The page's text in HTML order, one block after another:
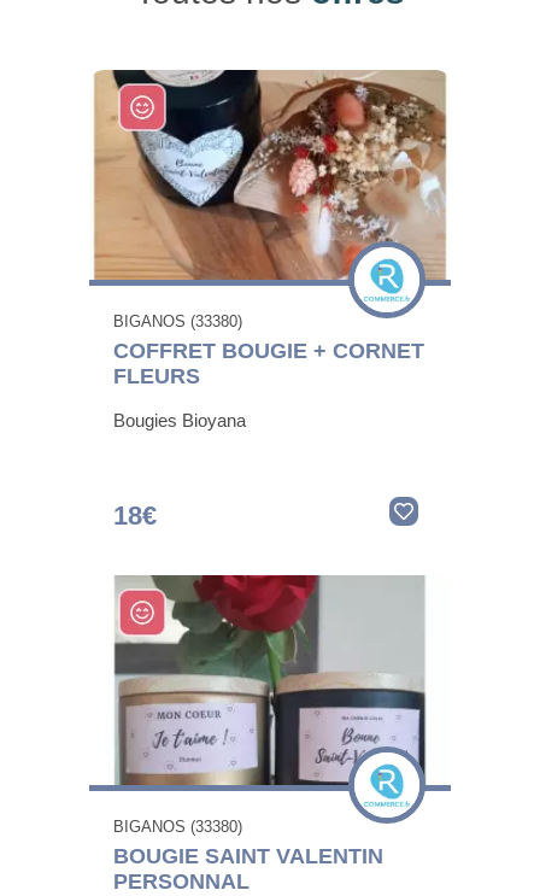
BIGANOS (33380)
COFFRET BOUGIE + CORNET
FLEURS
Bougies Bioyana
18€
BIGANOS (33380)
BOUGIE SAINT VALENTIN
PERSONNAL